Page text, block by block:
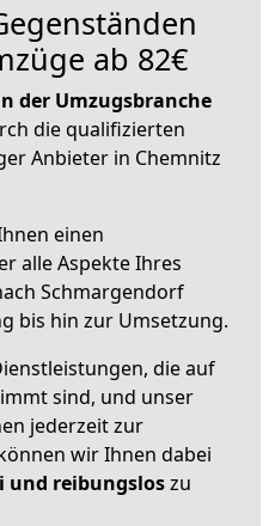
ab 82€
der Umzugsbranche
die qualifizierten
Anbieter in Chemnitz
einen
alle Aspekte Ihres
Schmargendorf
bis hin zur Umsetzung.
die auf
sind, und unser
jederzeit zur
wir Ihnen dabei
und reibungsloszu